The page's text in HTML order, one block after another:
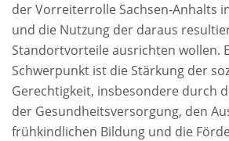
der Vorreiterrolle Sachsen-Anhalts
und die Nutzung der daraus
Standortvorteile ausrichten wollen.
Schwerpunkt ist die Stärkung der
Gerechtigkeit, insbesondere durch
der Gesundheitsversorgung, den
frühkindlichen Bildung und die